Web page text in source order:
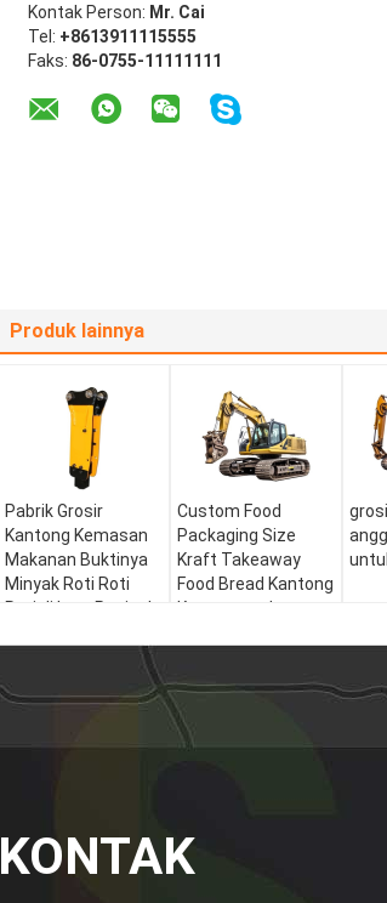
Kontak Person: Mr. Cai
Tel: +8613911115555
Faks: 86-0755-11111111
Produk lainnya
Pabrik Grosir
Kantong Kemasan
Makanan Buktinya
Minyak Roti Roti
Roti di Luar Penjual
Custom Food
Packaging Size
Kraft Takeaway
Food Bread Kantong
Kertas untuk
KONTAK